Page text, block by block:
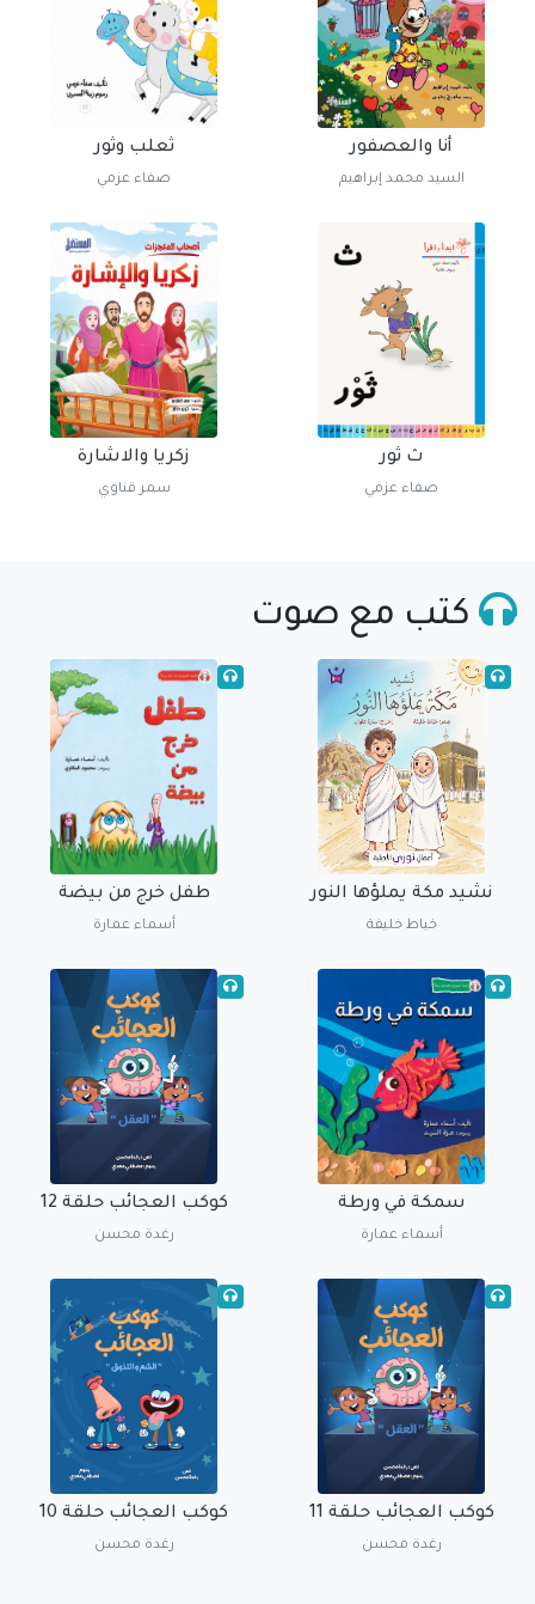
أنا والعصفور
السيد محمد إبراهيم
ثعلب وثور
صفاء عزمي
ث ثور
صفاء عزمي
زكريا والاشارة
سمر قناوي
كتب مع صوت
نشيد مكة يملؤها النور
خياط خليفة
طفل خرج من بيضة
أسماء عمارة
سمكة في ورطة
أسماء عمارة
كوكب العجائب حلقة 12
رغدة محسن
كوكب العجائب حلقة 11
رغدة محسن
كوكب العجائب حلقة 10
رغدة محسن